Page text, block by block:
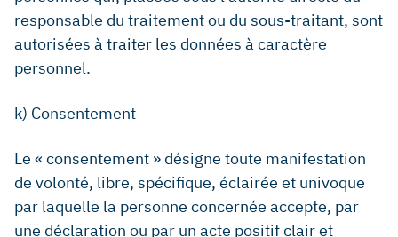
responsable du traitement ou du sous-traitant, sont
autorisées à traiter les données à caractère
personnel.
k) Consentement
Le « consentement » désigne toute manifestation
de volonté, libre, spécifique, éclairée et univoque
par laquelle la personne concernée accepte, par
une déclaration ou par un acte positif clair et